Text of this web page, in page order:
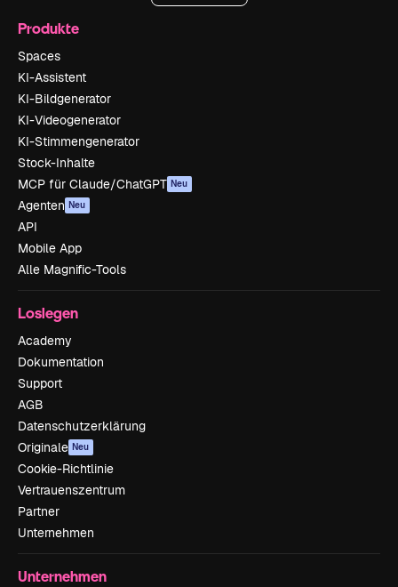
Produkte
Spaces
KI-Assistent
KI-Bildgenerator
KI-Videogenerator
KI-Stimmengenerator
Stock-Inhalte
MCP für Claude/ChatGPT Neu
Agenten Neu
API
Mobile App
Alle Magnific-Tools
Loslegen
Academy
Dokumentation
Support
AGB
Datenschutzerklärung
Originale Neu
Cookie-Richtlinie
Vertrauenszentrum
Partner
Unternehmen
Unternehmen